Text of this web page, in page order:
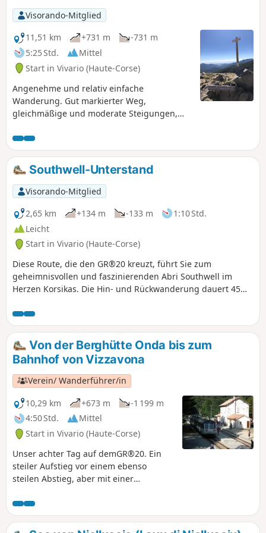
Visorando-Mitglied
11,51 km
+731 m
-731 m
5:25 Std.
Mittel
Start in Vivario (Haute-Corse)
Angenehme und relativ einfache
Wanderung. Gut markierter Weg,
gleichmäßige und moderate Steigungen,
ausschließlich im Schatten eines Kiefern-
und Buchenwaldes. Perfekt für einen ersten
Ausflug in die Berge oder einen etwas
abenteuerlichen Familienausflug.
Southwell-Unterstand
Visorando-Mitglied
2,65 km
+134 m -133 m
1:10 Std.
Leicht
Start in Vivario (Haute-Corse)
Diese Route, die den GR®20 kreuzt, führt Sie zum
geheimnisvollen und faszinierenden Abri Southwell im
Herzen Korsikas. Die Hin- und Rückwanderung dauert 45
mittelschwere Wanderung im Schatten, ideal für einen
Familienausflug.
Von der Berghütte Onda bis zum
Bahnhof von Vizzavona
Verein/ Wanderführer/in
10,29 km
+673 m
-1 199 m
4:50 Std.
Mittel
Start in Vivario (Haute-Corse)
Unser achter Tag auf demGR®20. Ein
steiler Aufstieg vor einem ebenso
steilen Abstieg, aber mit einer
Ankunft in Vizzavona können Sie den
Wasserfall Cascade des Anglais
bewundern.